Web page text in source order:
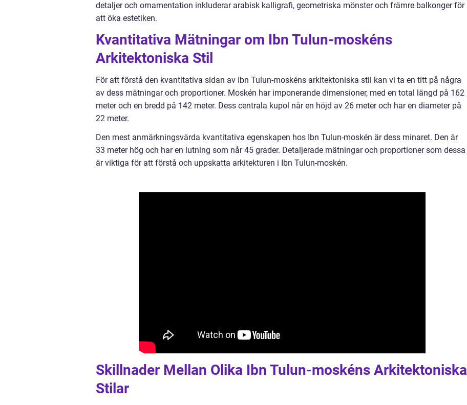
detaljer och ornamentation inkluderar arabisk kalligrafi, geometriska mönster och främre balkonger för
att öka estetiken.
Kvantitativa Mätningar om Ibn Tulun-moskéns
Arkitektoniska Stil
För att förstå den kvantitativa sidan av Ibn Tulun-moskéns arkitektoniska stil kan vi ta en titt på några
av dess mätningar och proportioner. Moskén har imponerande dimensioner, med en total längd på 162
meter och en bredd på 142 meter. Dess centrala kupol når en höjd av 26 meter och har en diameter på
22 meter.
Den mest anmärkningsvärda kvantitativa egenskapen hos Ibn Tulun-moskén är dess minaret. Den är
33 meter hög och har en lutning som når 45 grader. Detaljerade mätningar och proportioner som dessa
är viktiga för att förstå och uppskatta arkitekturen i Ibn Tulun-moskén.
Skillnader Mellan Olika Ibn Tulun-moskéns Arkitektoniska
Stilar